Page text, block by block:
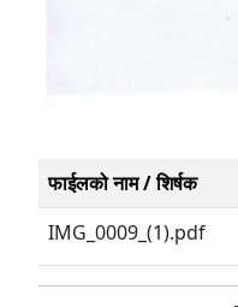
फाईलको नाम / शिर्षक
IMG_0009_(1).pdf